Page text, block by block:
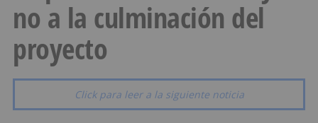
no a la culminación del
proyecto
Click para leer a la siguiente noticia